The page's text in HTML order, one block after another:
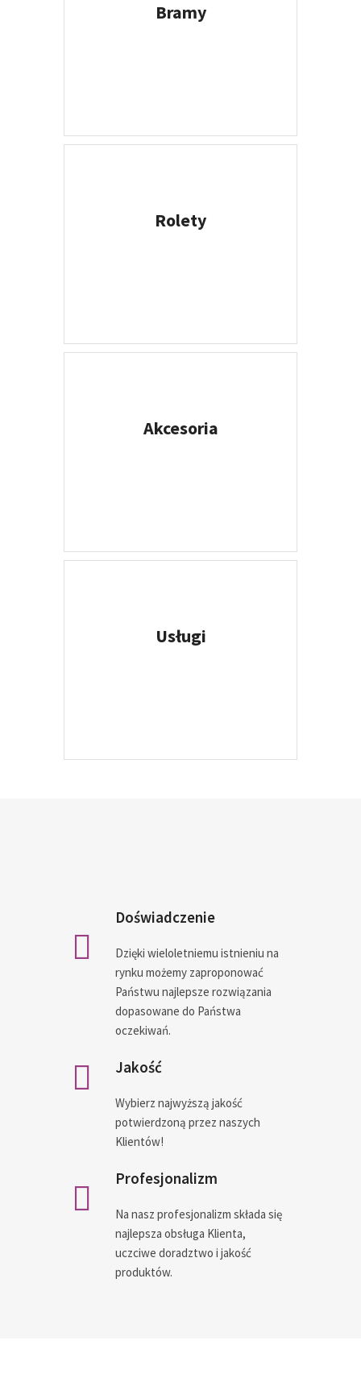
Bramy
Rolety
Akcesoria
Usługi
Doświadczenie
Dzięki wieloletniemu istnieniu na
rynku możemy zaproponować
Państwu najlepsze rozwiązania
dopasowane do Państwa
oczekiwań.
Jakość
Wybierz najwyższą jakość
potwierdzoną przez naszych
Klientów!
Profesjonalizm
Na nasz profesjonalizm składa się
najlepsza obsługa Klienta,
uczciwe doradztwo i jakość
produktów.